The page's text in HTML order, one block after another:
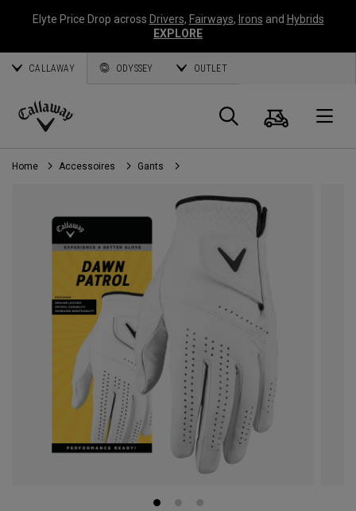
Elyte Price Drop across Drivers, Fairways, Irons and Hybrids
EXPLORE
CALLAWAY ODYSSEY OUTLET
Callaway
Golf
Panier
Home Accessoires Gants